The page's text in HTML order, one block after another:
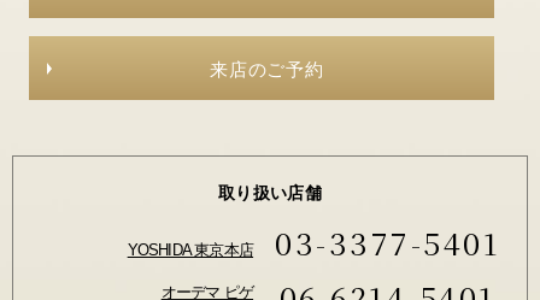
来店のご予約
取り扱い店舗
YOSHIDA 東京本店 03-3377-5401
オーデマ ピゲ